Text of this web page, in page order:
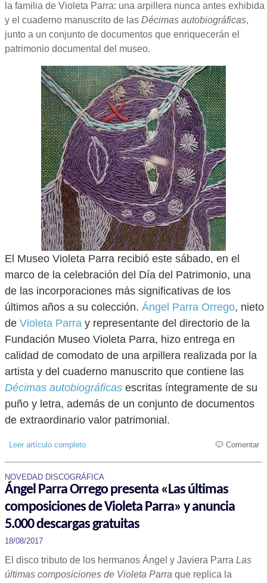
la familia de Violeta Parra: una arpillera nunca antes exhibida
y el cuaderno manuscrito de las Décimas autobiográficas,
junto a un conjunto de documentos que enriquecerán el
patrimonio documental del museo.
El Museo Violeta Parra recibió este sábado, en el
marco de la celebración del Día del Patrimonio, una
de las incorporaciones más significativas de los
últimos años a su colección. Ángel Parra Orrego, nieto
de Violeta Parra y representante del directorio de la
Fundación Museo Violeta Parra, hizo entrega en
calidad de comodato de una arpillera realizada por la
artista y del cuaderno manuscrito que contiene las
Décimas autobiográficas escritas íntegramente de su
puño y letra, además de un conjunto de documentos
de extraordinario valor patrimonial.
Leer artículo completo Comentar
NOVEDAD DISCOGRÁFICA
Ángel Parra Orrego presenta «Las últimas
composiciones de Violeta Parra» y anuncia
5.000 descargas gratuitas
18/08/2017
El disco tributo de los hermanos Ángel y Javiera Parra Las
últimas composiciones de Violeta Parra que replica la